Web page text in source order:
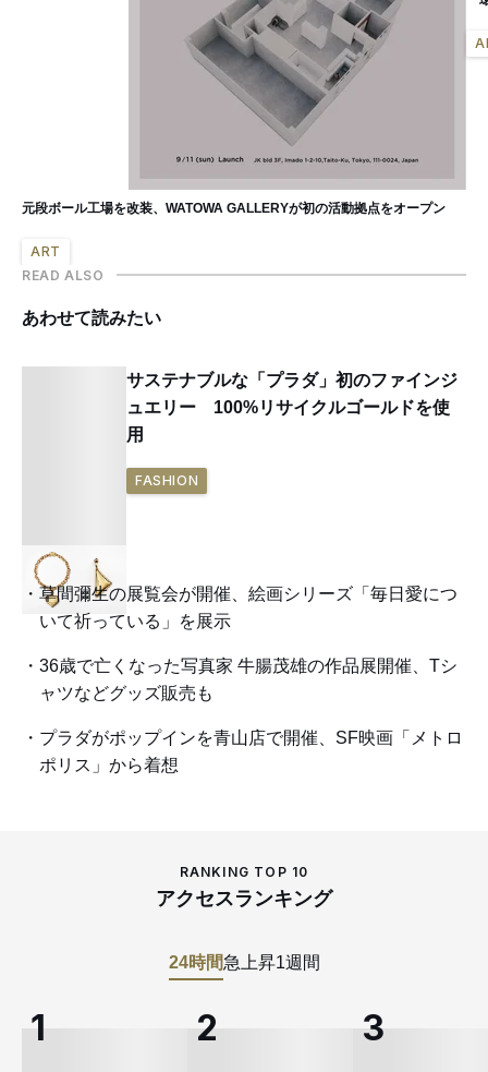
元段ボール工場を改装、WATOWA GALLERYが初の活動拠点をオープン
ART
READ ALSO
あわせて読みたい
サステナブルな「プラダ」初のファインジ
ュエリー 100%リサイクルゴールドを使
用
FASHION
草間彌生の展覧会が開催、絵画シリーズ「毎日愛につ
いて祈っている」を展示
36歳で亡くなった写真家 牛腸茂雄の作品展開催、Tシ
ャツなどグッズ販売も
プラダがポップインを青山店で開催、SF映画「メトロ
ポリス」から着想
RANKING TOP 10
アクセスランキング
24時間急上昇1週間